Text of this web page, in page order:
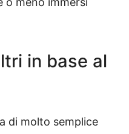
in base al
di molto semplice